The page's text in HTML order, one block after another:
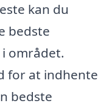
kan du
bedste
området.
for at indhente
bedste